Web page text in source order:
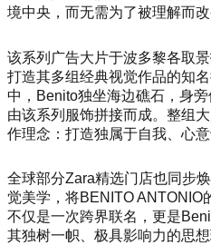
境中央，而无需为了被理解而改
该系列广告大片于波多黎各取
打造其多组经典视觉作品的知
中，Benito独坐海边礁石，身
由该系列服饰拼接而成。整组
作理念：打造独属于自我、心
全球部分Zara精选门店也同步
觉美学，将BENITO ANTONIO
不仅是一次跨界联名，更是
其独树一帜、极具影响力的思想